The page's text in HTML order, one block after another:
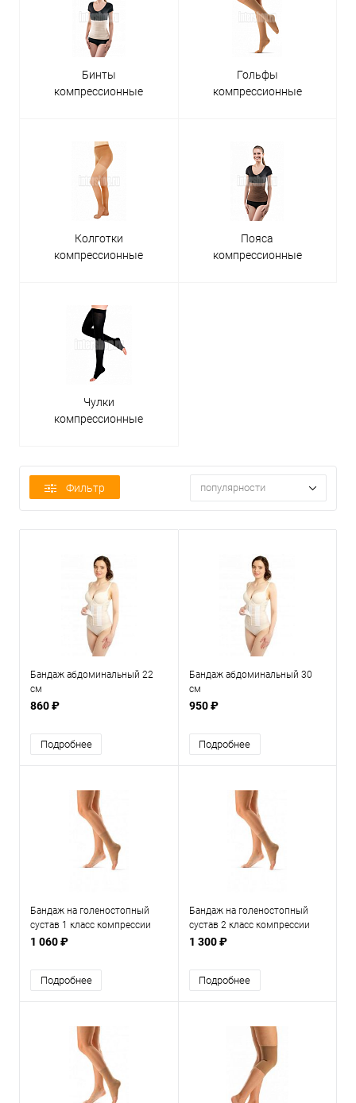
Бинты
компрессионные
Гольфы
компрессионные
Колготки
компрессионные
Пояса
компрессионные
Чулки
компрессионные
Фильтр популярности
Бандаж абдоминальный 22
см
860 ₽
Подробнее
Бандаж абдоминальный 30
см
950 ₽
Подробнее
Бандаж на голеностопный
сустав 1 класс компрессии
1 060 ₽
Подробнее
Бандаж на голеностопный
сустав 2 класс компрессии
1 300 ₽
Подробнее